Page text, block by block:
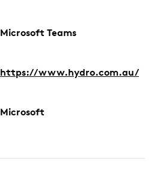
Microsoft Teams
https://www.hydro.com.au/
Microsoft